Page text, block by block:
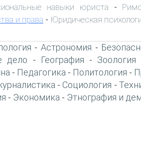
навыки юриста -
и права - Юридическая
-Астрономия -
дело - География - Зоология
- Педагогика - Политология -
- Социология -
- Экономика - Этнография и